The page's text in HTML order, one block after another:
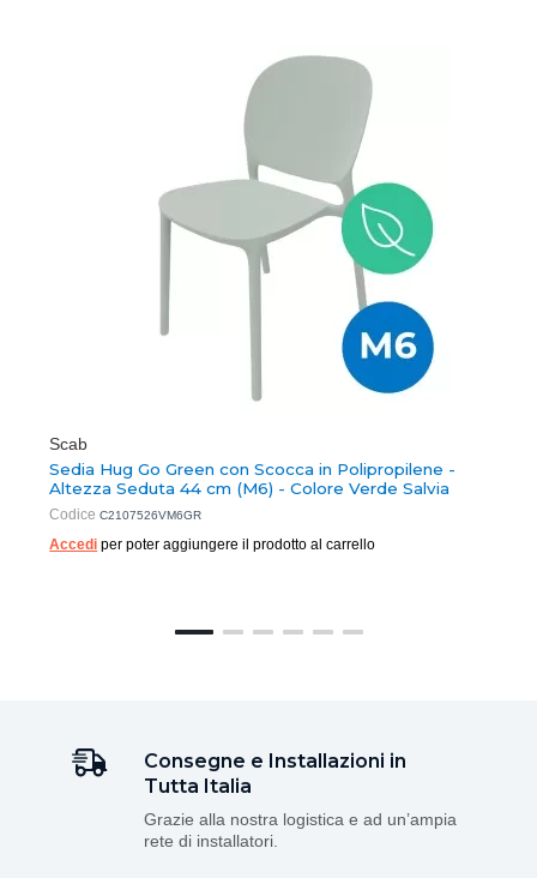
Scab
Sedia Hug Go Green con Scocca in Polipropilene -
Altezza Seduta 44 cm (M6) - Colore Verde Salvia
Codice C2107526VM6GR
Accedi per poter aggiungere il prodotto al carrello
Consegne e Installazioni in
Tutta Italia
Grazie alla nostra logistica e ad un’ampia
rete di installatori.